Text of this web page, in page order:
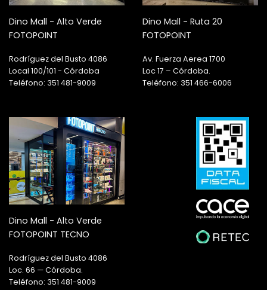
Dino Mall - Alto Verde
FOTOPOINT
Rodríguez del Busto 4086
Local 100/101 - Córdoba
Teléfono: 351 481-9009
Dino Mall - Ruta 20
FOTOPOINT
Av. Fuerza Aerea 1700
Loc 17 – Córdoba.
Teléfono: 351 466-6006
Dino Mall - Alto Verde
FOTOPOINT TECNO
Rodríguez del Busto 4086
Loc. 66 — Córdoba.
Teléfono: 351 481-9009